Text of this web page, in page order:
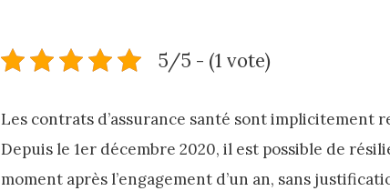
5/5 - (1 vote)
Les contrats d’assurance santé sont implicitement
Depuis le 1er décembre 2020, il est possible de
moment après l’engagement d’un an, sans